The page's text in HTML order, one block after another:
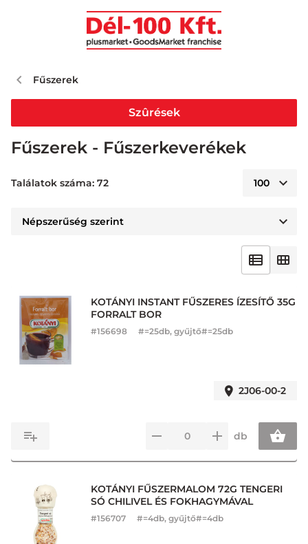
Fűszerek
Fűszerek - Fűszerkeverékek
Találatok száma: 72
KOTÁNYI INSTANT FŰSZERES ÍZESÍTŐ 35G
FORRALT BOR
#156698 #=25db, gyűjtő#=25db
2J06-00-2
db
KOTÁNYI FŰSZERMALOM 72G TENGERI
SÓ CHILIVEL ÉS FOKHAGYMÁVAL
#156707 #=4db, gyűjtő#=4db
Szûrések